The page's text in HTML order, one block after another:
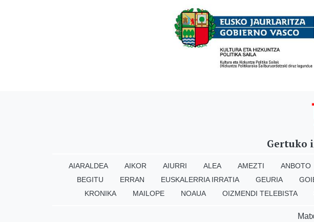
Gertuko
AIARALDEA AIKOR AIURRI ALEA AMEZTI ANBOTO
BEGITU
ERRAN EUSKALERRIA IRRATIA GEURIA
KRONIKA
MAILOPE NOAUA OIZMENDI TELEBISTA